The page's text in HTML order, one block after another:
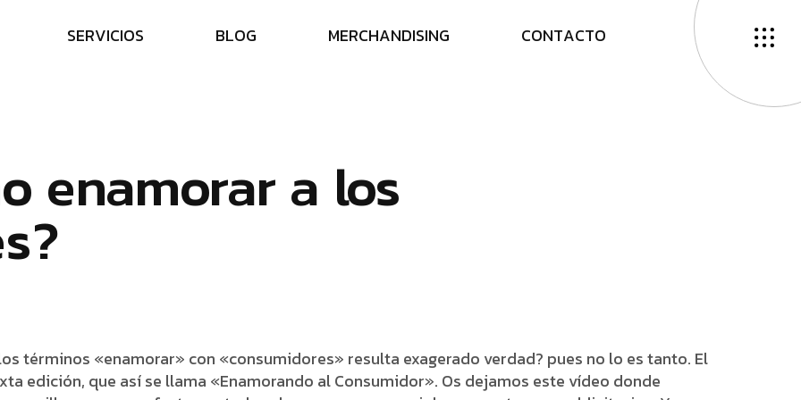
SERVICIOS BLOG MERCHANDISING CONTACTO
o enamorar a los
s?
términos «enamorar» con «consumidores» resulta exagerado verdad? pues no lo es tanto. El
edición, que así se llama «Enamorando al Consumidor». Os dejamos este vídeo donde